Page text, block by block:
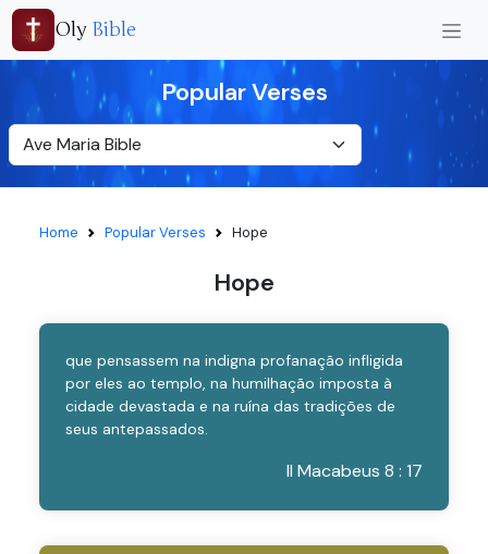
Oly Bible
Popular Verses
Home Popular Verses Hope
Hope
que pensassem na indigna profanação infligida
por eles ao templo, na humilhação imposta à
cidade devastada e na ruína das tradições de
seus antepassados.
II Macabeus 8 : 17